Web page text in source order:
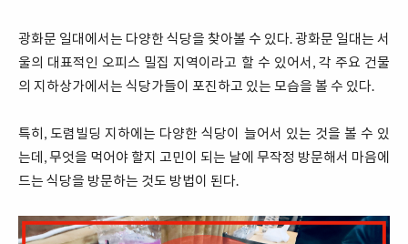
광화문 일대에서는 다양한 식당을 찾아볼 수 있다. 광화문 일대는 서
울의 대표적인 오피스 밀집 지역이라고 할 수 있어서, 각 주요 건물
의 지하상가에서는 식당가들이 포진하고 있는 모습을 볼 수 있다.
특히, 도렴빌딩 지하에는 다양한 식당이 늘어서 있는 것을 볼 수 있
는데, 무엇을 먹어야 할지 고민이 되는 날에 무작정 방문해서 마음에
드는 식당을 방문하는 것도 방법이 된다.